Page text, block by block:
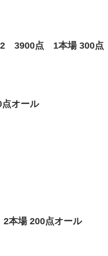
2 3900点 1本場 300点
オール
本場 200点オール